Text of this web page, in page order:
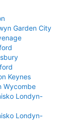
Garden City
Keynes
Wycombe
Londyn-
Londyn-